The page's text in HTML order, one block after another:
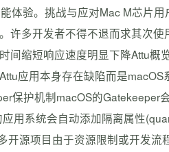
体验。挑战与应对Mac M芯片
许多开发者不得不退而求其次
间缩短响应速度明显下降Attu
应用本身存在缺陷而是
保护机制macOS的
用系统会自动添加隔离属性
开源项目由于资源限制或开发